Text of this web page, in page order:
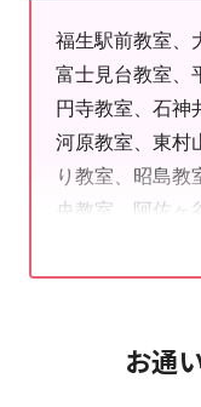
向きになってもらう
勉強はもちろん進路
校飛鳥未来高
ロンティア高校
錦城高校、国立
高校、京華女子
園高校、工学
校、国士館高
高校、専修大
第一高校、拓
附属城西中学校
校、女子美術大
成蹊中学校、成
創価中学校、千
校、東星学園中
中学校、中村
学園中学校、広
学園中学校、細
校、明星学園
福生駅前教室、
富士見台教室、
円寺教室、石神
河原教室、東村
り教室、昭島教
央教室、阿佐ヶ
室、羽村教室、
室、青梅教室
お通